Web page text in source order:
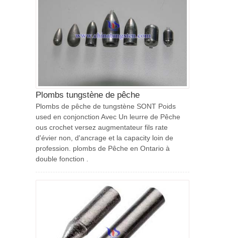
Plombs tungstène de pêche
Plombs de pêche de tungstène SONT Poids
used en conjonction Avec Un leurre de Pêche
ous crochet versez augmentateur fils rate
d'évier non, d'ancrage et la capacity loin de
profession. plombs de Pêche en Ontario à
double fonction .